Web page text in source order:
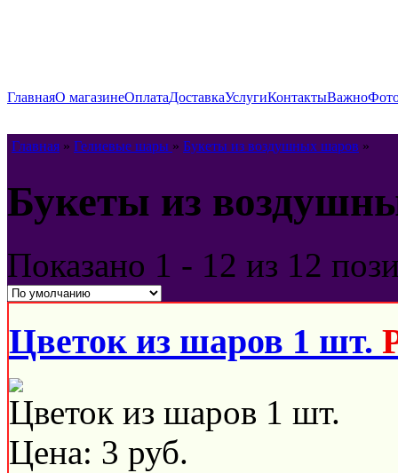
ГлавнаяО магазинеОплатаДоставкаУслугиКонтактыВажно
Главная » Гелиевые шары » Букеты из воздушных шаров »
Букеты из
Показано 1 - 12 из 12
Цветок из шаров 1 шт.
Цветок из шаров 1 шт.
Цена: 3 руб.